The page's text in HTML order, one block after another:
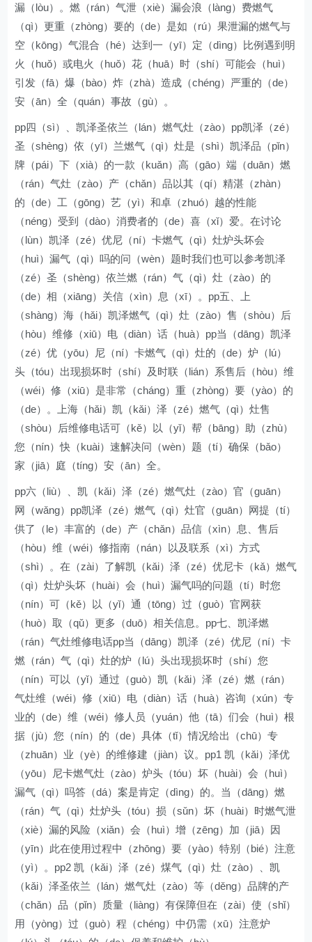
漏（lòu）。燃（rán）气泄（xiè）漏会浪（làng）费燃气
（qì）更重（zhòng）要的（de）是如（rú）果泄漏的燃气与
空（kōng）气混合（hé）达到一（yī）定（dìng）比例遇到明
火（huǒ）或电火（huǒ）花（huā）时（shí）可能会（huì）
引发（fā）爆（bào）炸（zhà）造成（chéng）严重的（de）
安（ān）全（quán）事故（gù）。
pp四（sì）、凯泽圣依兰（lán）燃气灶（zào）pp凯泽（zé）
圣（shèng）依（yī）兰燃气（qì）灶是（shì）凯泽品（pǐn）
牌（pái）下（xià）的一款（kuǎn）高（gāo）端（duān）燃
（rán）气灶（zào）产（chǎn）品以其（qí）精湛（zhàn）
的（de）工（gōng）艺（yì）和卓（zhuó）越的性能
（néng）受到（dào）消费者的（de）喜（xǐ）爱。在讨论
（lùn）凯泽（zé）优尼（ní）卡燃气（qì）灶炉头坏会
（huì）漏气（qì）吗的问（wèn）题时我们也可以参考凯泽
（zé）圣（shèng）依兰燃（rán）气（qì）灶（zào）的
（de）相（xiāng）关信（xìn）息（xī）。pp五、上
（shàng）海（hǎi）凯泽燃气（qì）灶（zào）售（shòu）后
（hòu）维修（xiū）电（diàn）话（huà）pp当（dāng）凯泽
（zé）优（yōu）尼（ní）卡燃气（qì）灶的（de）炉（lú）
头（tóu）出现损坏时（shí）及时联（lián）系售后（hòu）维
（wéi）修（xiū）是非常（cháng）重（zhòng）要（yào）的
（de）。上海（hǎi）凯（kǎi）泽（zé）燃气（qì）灶售
（shòu）后维修电话可（kě）以（yǐ）帮（bāng）助（zhù）
您（nín）快（kuài）速解决问（wèn）题（tí）确保（bǎo）
家（jiā）庭（tíng）安（ān）全。
pp六（liù）、凯（kǎi）泽（zé）燃气灶（zào）官（guān）
网（wǎng）pp凯泽（zé）燃气（qì）灶官（guān）网提（tí）
供了（le）丰富的（de）产（chǎn）品信（xìn）息、售后
（hòu）维（wéi）修指南（nán）以及联系（xì）方式
（shì）。在（zài）了解凯（kǎi）泽（zé）优尼卡（kǎ）燃气
（qì）灶炉头坏（huài）会（huì）漏气吗的问题（tí）时您
（nín）可（kě）以（yǐ）通（tōng）过（guò）官网获
（huò）取（qǔ）更多（duō）相关信息。pp七、凯泽燃
（rán）气灶维修电话pp当（dāng）凯泽（zé）优尼（ní）卡
燃（rán）气（qì）灶的炉（lú）头出现损坏时（shí）您
（nín）可以（yǐ）通过（guò）凯（kǎi）泽（zé）燃（rán）
气灶维（wéi）修（xiū）电（diàn）话（huà）咨询（xún）专
业的（de）维（wéi）修人员（yuán）他（tā）们会（huì）根
据（jù）您（nín）的（de）具体（tǐ）情况给出（chū）专
（zhuān）业（yè）的维修建（jiàn）议。pp1 凯（kǎi）泽优
（yōu）尼卡燃气灶（zào）炉头（tóu）坏（huài）会（huì）
漏气（qì）吗答（dá）案是肯定（dìng）的。当（dāng）燃
（rán）气（qì）灶炉头（tóu）损（sǔn）坏（huài）时燃气泄
（xiè）漏的风险（xiǎn）会（huì）增（zēng）加（jiā）因
（yīn）此在使用过程中（zhōng）要（yào）特别（bié）注意
（yì）。pp2 凯（kǎi）泽（zé）煤气（qì）灶（zào）、凯
（kǎi）泽圣依兰（lán）燃气灶（zào）等（děng）品牌的产
（chǎn）品（pǐn）质量（liàng）有保障但在（zài）使（shǐ）
用（yòng）过（guò）程（chéng）中仍需（xū）注意炉